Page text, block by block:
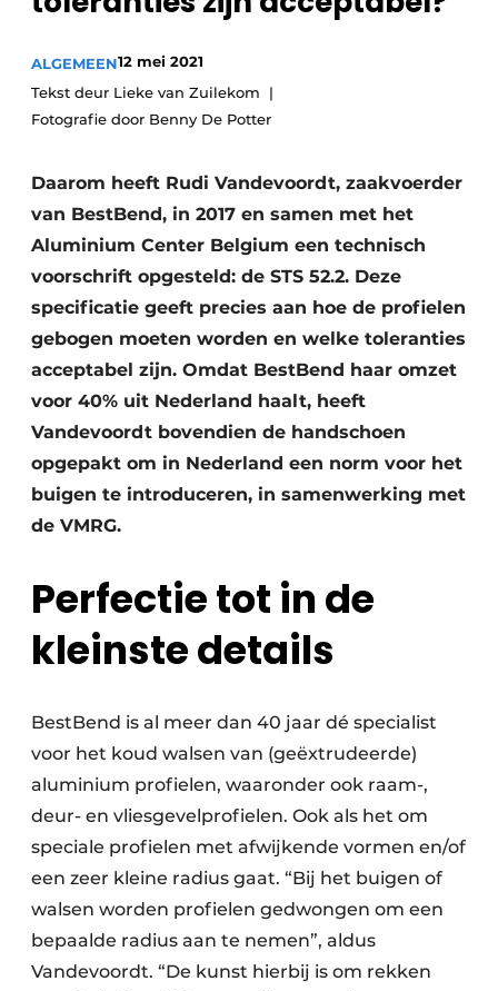
ALGEMEEN12 mei 2021
Tekst deur Lieke van Zuilekom
Fotografie door Benny De Potter
Daarom heeft Rudi Vandevoordt, zaakvoerder
van BestBend, in 2017 en samen met het
Aluminium Center Belgium een technisch
voorschrift opgesteld: de STS 52.2. Deze
specificatie geeft precies aan hoe de profielen
gebogen moeten worden en welke toleranties
acceptabel zijn. Omdat BestBend haar omzet
voor 40% uit Nederland haalt, heeft
Vandevoordt bovendien de handschoen
opgepakt om in Nederland een norm voor het
buigen te introduceren, in samenwerking met
de VMRG.
Perfectie tot in de
kleinste details
BestBend is al meer dan 40 jaar dé specialist
voor het koud walsen van (geëxtrudeerde)
aluminium profielen, waaronder ook raam-,
deur- en vliesgevelprofielen. Ook als het om
speciale profielen met afwijkende vormen en/of
een zeer kleine radius gaat. “Bij het buigen of
walsen worden profielen gedwongen om een
bepaalde radius aan te nemen”, aldus
Vandevoordt. “De kunst hierbij is om rekken